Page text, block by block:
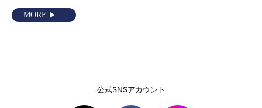
MORE
公式SNSアカウント